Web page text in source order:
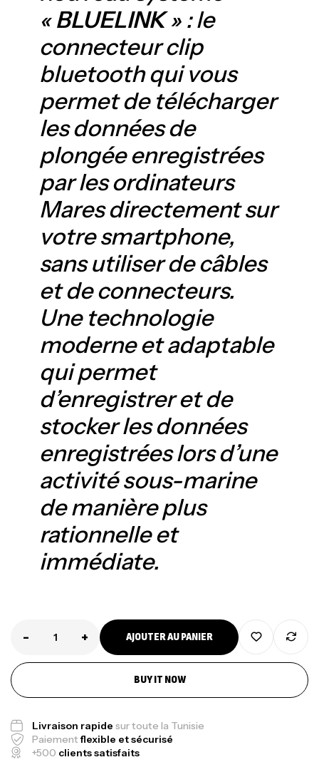
«BLUELINK» : le
connecteur clip
bluetooth qui vous
permet de télécharger
les données de
plongée enregistrées
par les ordinateurs
Mares directement sur
votre smartphone,
sans utiliser de câbles
et de connecteurs.
Une technologie
moderne et adaptable
qui permet
d’enregistrer et de
stocker les données
enregistrées lors d’une
activité sous-marine
de manière plus
rationnelle et
immédiate.
- + AJOUTER AU PANIER
BUY IT NOW
Livraison rapide sur toute la Tunisie
Paiementflexible et sécurisé
+500 clients satisfaits
Canne Jigging Sunset Massive Attack
1.83m 120/250gr 30kg
د.ت379,000
د.ت340,000